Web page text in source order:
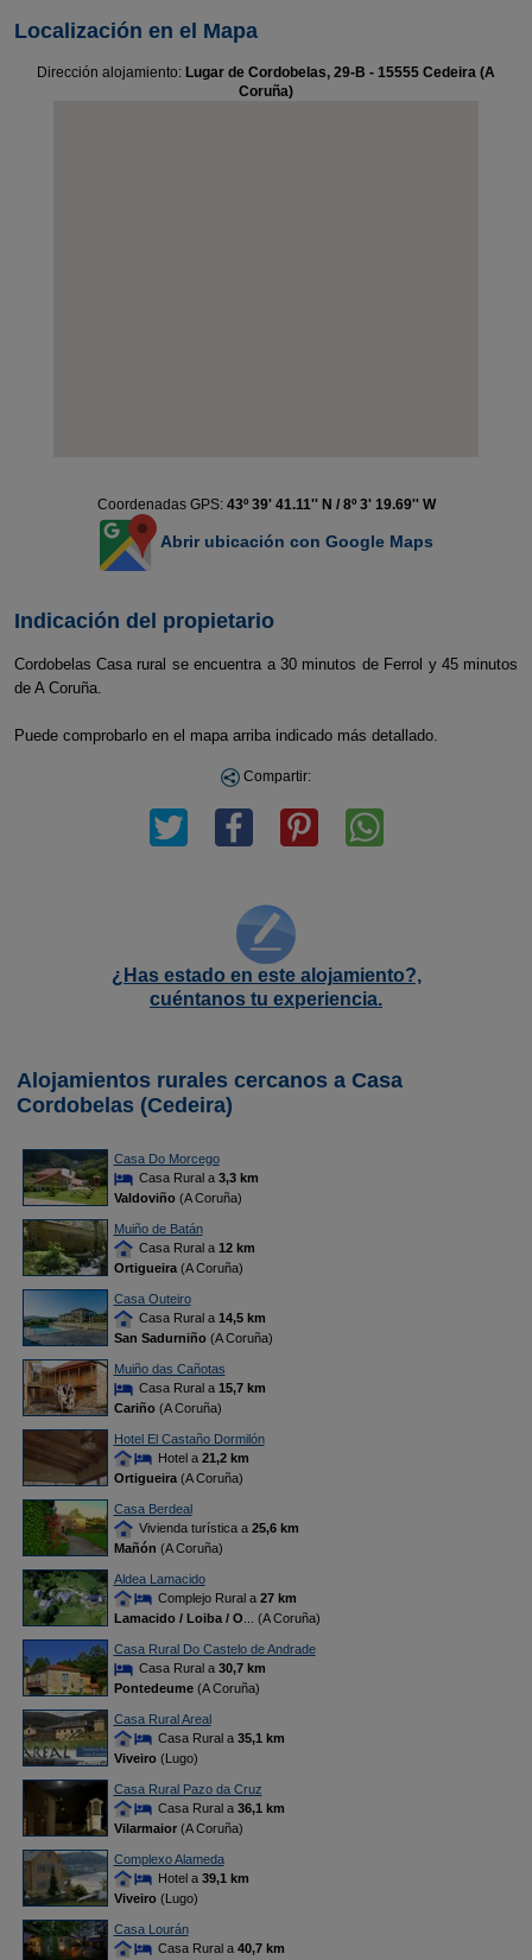
Localización en el Mapa
Dirección alojamiento: Lugar de Cordobelas, 29-B - 15555 Cedeira (A
Coruña)
Coordenadas GPS: 43º 39' 41.11'' N / 8º 3' 19.69'' W
Abrir ubicación con Google Maps
Indicación del propietario
Cordobelas Casa rural se encuentra a 30 minutos de Ferrol y 45 minutos
de A Coruña.
Puede comprobarlo en el mapa arriba indicado más detallado.
Compartir:
¿Has estado en este alojamiento?,
cuéntanos tu experiencia.
Alojamientos rurales cercanos a Casa
Cordobelas (Cedeira)
Casa Do Morcego
Casa Rural a 3,3 km
Valdoviño(A Coruña)
Muiño de Batán
Casa Rural a 12 km
Ortigueira(A Coruña)
Casa Outeiro
Casa Rural a 14,5 km
San Sadurniño(A Coruña)
Muiño das Cañotas
Casa Rural a 15,7 km
Cariño(A Coruña)
Hotel El Castaño Dormilón
Hotel a 21,2 km
Ortigueira(A Coruña)
Casa Berdeal
Vivienda turística a 25,6 km
Mañón (A Coruña)
Aldea Lamacido
Complejo Rural a 27 km
Lamacido / Loiba / O ... (A Coruña)
Casa Rural Do Castelo de Andrade
Casa Rural a 30,7 km
Pontedeume(A Coruña)
Casa Rural Areal
Casa Rural a 35,1 km
Viveiro(Lugo)
Casa Rural Pazo da Cruz
Casa Rural a 36,1 km
Vilarmaior(A Coruña)
Complexo Alameda
Hotel a 39,1 km
Viveiro(Lugo)
Casa Lourán
Casa Rural a 40,7 km